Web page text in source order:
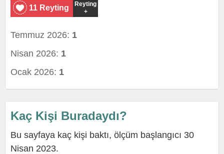
11 Reyting
Reyting
+
Temmuz 2026: 1
Nisan 2026: 1
Ocak 2026: 1
Kaç Kişi Buradaydı?
Bu sayfaya kaç kişi baktı, ölçüm başlangıcı 30
Nisan 2023.